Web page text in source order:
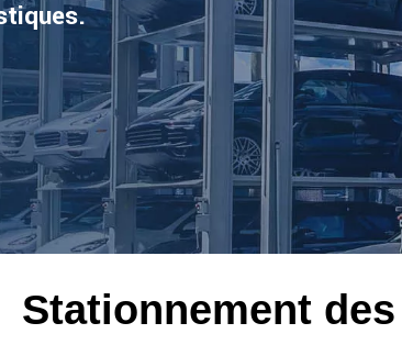
Stationnement